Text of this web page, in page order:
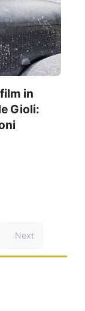
in
Gioli:
Next